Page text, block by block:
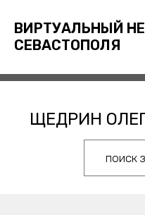
ВИРТУАЛЬНЫЙ
СЕВАСТОПОЛЯ
ЩЕДРИН
поиск